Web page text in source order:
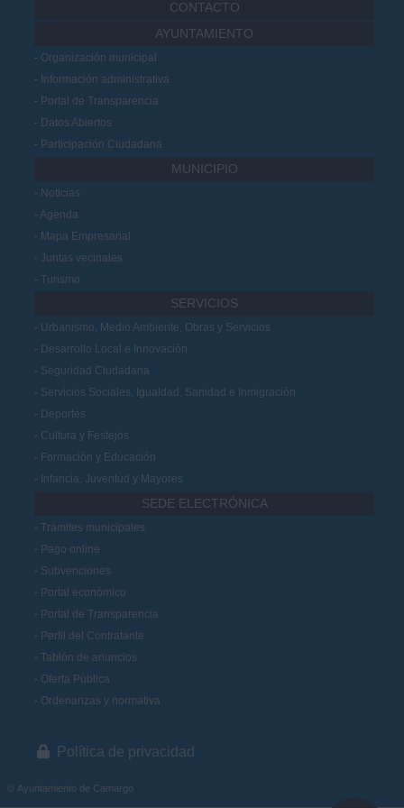
CONTACTO
AYUNTAMIENTO
Organización municipal
Información administrativa
Portal de Transparencia
Datos Abiertos
Participación Ciudadana
MUNICIPIO
Noticias
Agenda
Mapa Empresarial
Juntas vecinales
Turismo
SERVICIOS
Urbanismo, Medio Ambiente, Obras y Servicios
Desarrollo Local e Innovación
Seguridad Ciudadana
Servicios Sociales, Igualdad, Sanidad e Inmigración
Deportes
Cultura y Festejos
Formación y Educación
Infancia, Juventud y Mayores
SEDE ELECTRÓNICA
Trámites municipales
Pago online
Subvenciones
Portal económico
Portal de Transparencia
Perfil del Contratante
Tablón de anuncios
Oferta Pública
Ordenanzas y normativa
Política de privacidad
© Ayuntamiento de Camargo